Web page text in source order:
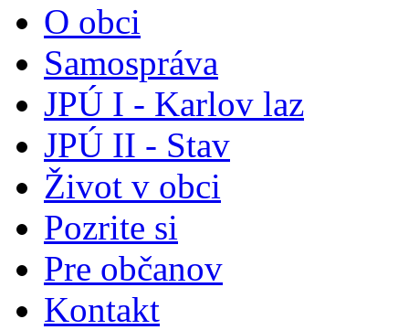
O obci
Samospráva
JPÚ I - Karlov laz
JPÚ II - Stav
Život v obci
Pozrite si
Pre občanov
Kontakt